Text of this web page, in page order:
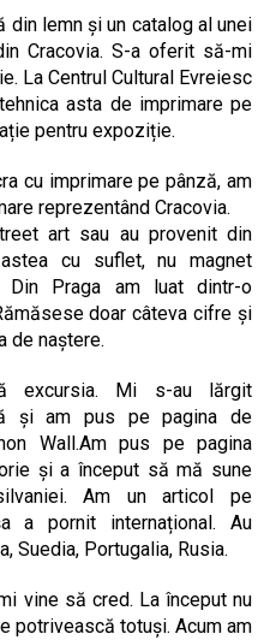
lemn și un catalog al unei
Cracovia. S-a oferit să-mi
La Centrul Cultural Evreiesc
asta de imprimare pe
pentru expoziție.
cu imprimare pe pânză, am
reprezentând Cracovia.
art sau au provenit din
cu suflet, nu magnet
Praga am luat dintr-o
doar câteva cifre și
de naștere.
excursia. Mi s-au lărgit
și am pus pe pagina de
Wall.Am pus pe pagina
și a început să mă sune
Am un articol pe
a pornit internațional. Au
Suedia, Portugalia, Rusia.
vine să cred. La început nu
potrivească totuși. Acum am